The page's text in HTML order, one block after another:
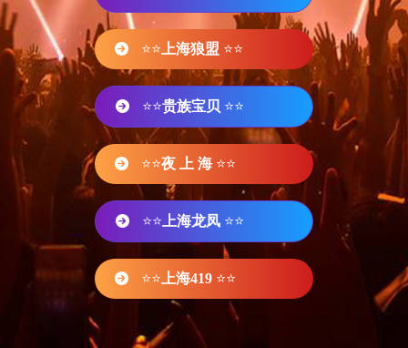
⭐⭐ 上海狼盟 ⭐⭐
⭐⭐贵族宝贝 ⭐⭐
⭐⭐夜 上 海 ⭐⭐
⭐⭐ 上海龙凤 ⭐⭐
⭐⭐ 上海419 ⭐⭐